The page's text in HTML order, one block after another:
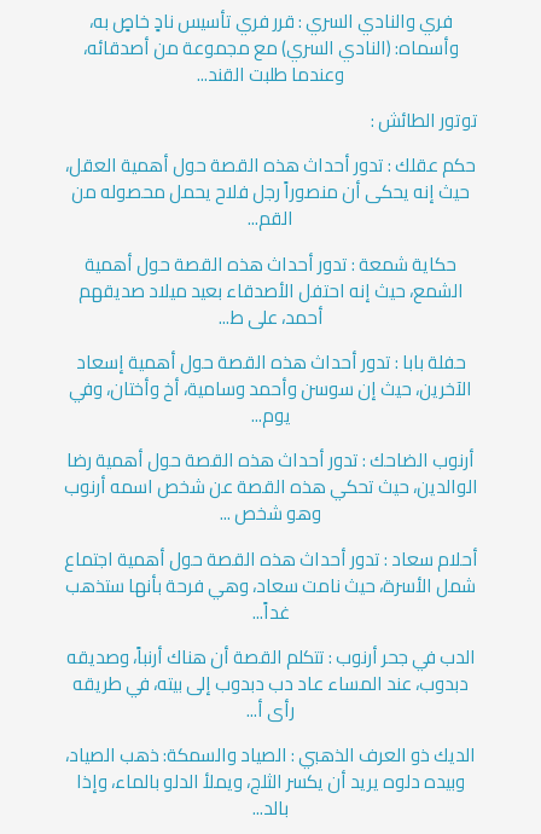
فري والنادي السري : قرر فري تأسيس نادٍ خاصٍ به،
وأسماه: (النادي السري) مع مجموعة من أصدقائه،
وعندما طلبت القند...
توتور الطائش :
حكم عقلك : تدور أحداث هذه القصة حول أهمية العقل،
حيث إنه يحكى أن منصوراً رجل فلاح يحمل محصوله من
القم...
حكاية شمعة : تدور أحداث هذه القصة حول أهمية
الشمع، حيث إنه احتفل الأصدقاء بعيد ميلاد صديقهم
أحمد، على ط...
حفلة بابا : تدور أحداث هذه القصة حول أهمية إسعاد
الآخرين، حيث إن سوسن وأحمد وسامية، أخ وأختان، وفي
يوم...
أرنوب الضاحك : تدور أحداث هذه القصة حول أهمية رضا
الوالدين، حيث تحكي هذه القصة عن شخص اسمه أرنوب
وهو شخص ...
أحلام سعاد : تدور أحداث هذه القصة حول أهمية اجتماع
شمل الأسرة، حيث نامت سعاد، وهي فرحة بأنها ستذهب
غداً...
الدب في جحر أرنوب : تتكلم القصة أن هناك أرنباً، وصديقه
دبدوب، عند المساء عاد دب دبدوب إلى بيته، في طريقه
رأى أ...
الديك ذو العرف الذهبي : الصياد والسمكة: ذهب الصياد،
وبيده دلوه يريد أن يكسر الثلج، ويملأ الدلو بالماء، وإذا
بالد...